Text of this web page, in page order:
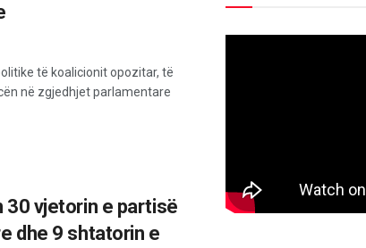
të koalicionit opozitar, të
në zgjedhjet parlamentare
30 vjetorin e partisë
dhe 9 shtatorin e